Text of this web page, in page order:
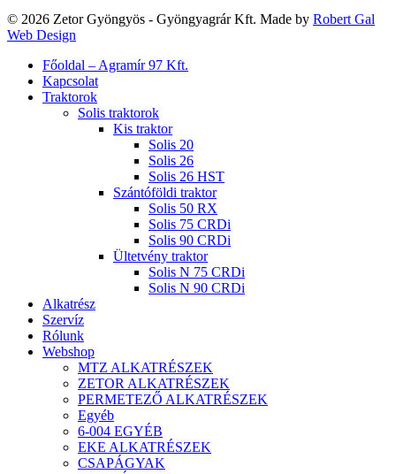
© 2026 Zetor Gyöngyös - Gyöngyagrár Kft. Made by Robert Gal
Web Design
Close
Menu
Főoldal – Agramír 97 Kft.
Kapcsolat
Traktorok
Solis traktorok
Kis traktor
Solis 20
Solis 26
Solis 26 HST
Szántóföldi traktor
Solis 50 RX
Solis 75 CRDi
Solis 90 CRDi
Ültetvény traktor
Solis N 75 CRDi
Solis N 90 CRDi
Alkatrész
Szervíz
Rólunk
Webshop
MTZ ALKATRÉSZEK
ZETOR ALKATRÉSZEK
PERMETEZŐ ALKATRÉSZEK
Egyéb
6-004 EGYÉB
EKE ALKATRÉSZEK
CSAPÁGYAK